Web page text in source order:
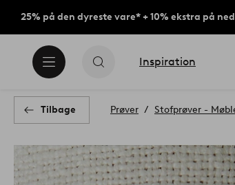
25% på den dyreste vare* + 10% ekstra på
Inspiration
Tilbage Prøver Stofprøver -